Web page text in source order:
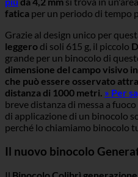
fatica per un periodo di tempo
Grazie al design unico per
leggero di soli 615 g, il piccolo
grande per un binocolo di
dimensione del campo visivo
che può essere osservato
distanza di 1000 metri. » Per
breve distanza di messa a
di applicazione di un binocolo
perché lo chiamiamo binocolo
Il nuovo binocolo